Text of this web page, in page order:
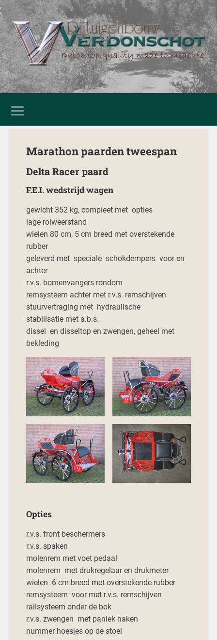
Marathon paarden tweespan
Delta Racer paard
F.E.I. wedstrijd wagen
gewicht 352 kg, compleet met opties
lage rolweerstand
wielen 80 cm, 5 cm breed met overstekende
rubber
geleverd met speciale schokdempers voor en
achter
r.v.s. bomenvangers rondom
remsysteem achter met r.v.s. remschijven
stuurvertraging met hydraulische
stabilisatie met a.b.s.
dissel en disseltop en zwengen, geheel met
bekleding
Opties
r.v.s. front beschermers
r.v.s. spaken
molenrem met voet pedaal
molenrem met drukregelaar en drukmeter
wielen 6 cm breed met overstekende rubber
remsysteem voor met r.v.s. remschijven
railsysteem onder de bok
r.v.s. zwengen met paniek haken
nummer hoesjes op de stoel